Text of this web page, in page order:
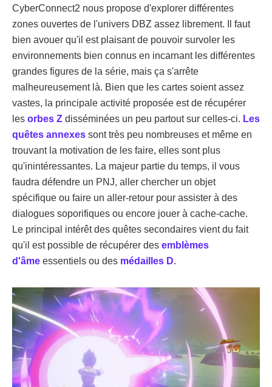
CyberConnect2 nous propose d'explorer différentes
zones ouvertes de l'univers DBZ assez librement. Il faut
bien avouer qu'il est plaisant de pouvoir survoler les
environnements bien connus en incarnant les différentes
grandes figures de la série, mais ça s'arrête
malheureusement là. Bien que les cartes soient assez
vastes, la principale activité proposée est de récupérer
les orbes Z disséminées un peu partout sur celles-ci. Les
quêtes annexes sont très peu nombreuses et même en
trouvant la motivation de les faire, elles sont plus
qu'inintéressantes. La majeur partie du temps, il vous
faudra défendre un PNJ, aller chercher un objet
spécifique ou faire un aller-retour pour assister à des
dialogues soporifiques ou encore jouer à cache-cache.
Le principal intérêt des quêtes secondaires vient du fait
qu'il est possible de récupérer des emblèmes
d'âme essentiels ou des médailles D.